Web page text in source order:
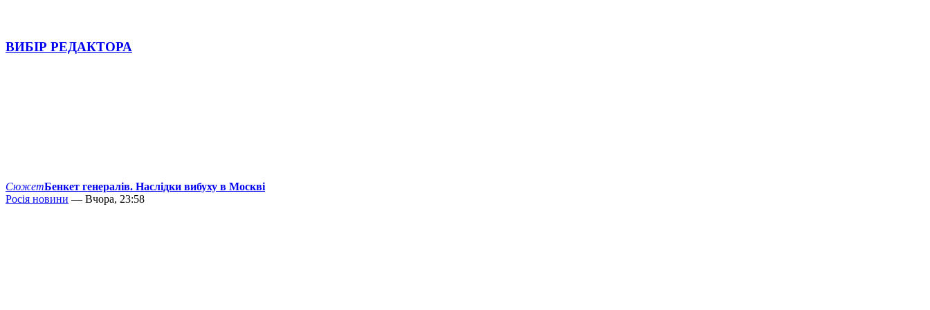
ВИБІР РЕДАКТОРА
СюжетБенкет генералів. Наслідки вибуху в Москві
Росія новини — Вчора, 23:58